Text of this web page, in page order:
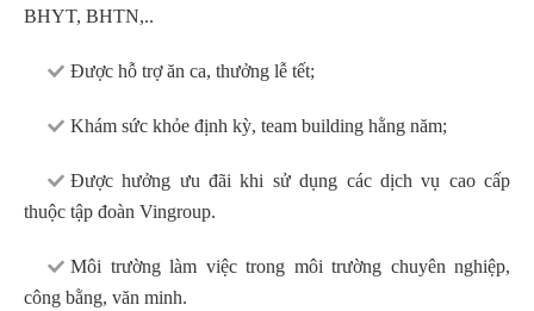
BHYT, BHTN,..
Được hỗ trợ ăn ca, thưởng lễ tết;
Khám sức khỏe định kỳ, team building hằng năm;
Được hưởng ưu đãi khi sử dụng các dịch vụ cao cấp
thuộc tập đoàn Vingroup.
Môi trường làm việc trong môi trường chuyên nghiệp,
công bằng, văn minh.